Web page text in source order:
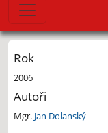
Rok
2006
Autoři
Mgr. Jan Dolanský